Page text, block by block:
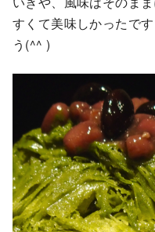
すくて美味しかったで
う(^^ )